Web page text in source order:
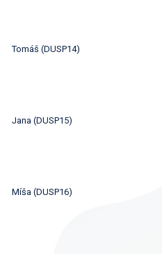
Tomáš (DUSP14)
Jana (DUSP15)
Míša (DUSP16)